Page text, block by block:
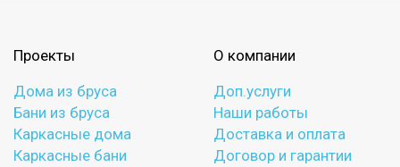
Проекты
Дома из бруса
Бани из бруса
Каркасные дома
Каркасные бани
О компании
Доп.услуги
Наши работы
Доставка и оплата
Договор и гарантии